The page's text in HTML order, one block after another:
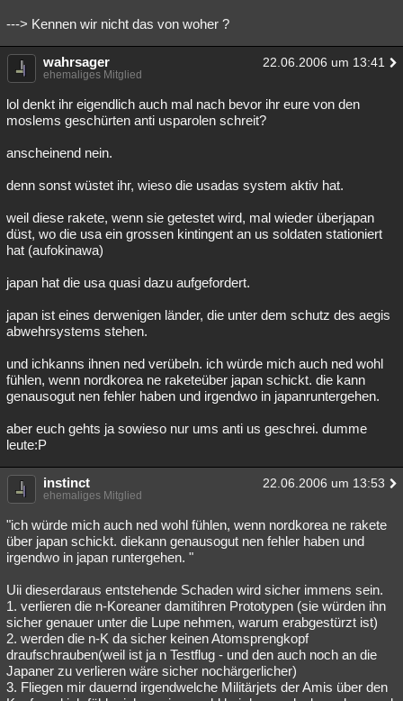
---> Kennen wir nicht das von woher ?
wahrsager 22.06.2006 um 13:41
ehemaliges Mitglied
lol denkt ihr eigendlich auch mal nach bevor ihr eure von den
moslems geschürten anti usparolen schreit?
anscheinend nein.
denn sonst wüstet ihr, wieso die usadas system aktiv hat.
weil diese rakete, wenn sie getestet wird, mal wieder überjapan
düst, wo die usa ein grossen kintingent an us soldaten stationiert
hat (aufokinawa)
japan hat die usa quasi dazu aufgefordert.
japan ist eines derwenigen länder, die unter dem schutz des aegis
abwehrsystems stehen.
und ichkanns ihnen ned verübeln. ich würde mich auch ned wohl
fühlen, wenn nordkorea ne raketeüber japan schickt. die kann
genausogut nen fehler haben und irgendwo in japanruntergehen.
aber euch gehts ja sowieso nur ums anti us geschrei. dumme
leute:P
instinct 22.06.2006 um 13:53
ehemaliges Mitglied
"ich würde mich auch ned wohl fühlen, wenn nordkorea ne rakete
über japan schickt. diekann genausogut nen fehler haben und
irgendwo in japan runtergehen. "
Uii dieserdaraus entstehende Schaden wird sicher immens sein.
1. verlieren die n-Koreaner damitihren Prototypen (sie würden ihn
sicher genauer unter die Lupe nehmen, warum erabgestürzt ist)
2. werden die n-K da sicher keinen Atomsprengkopf
draufschrauben(weil ist ja n Testflug - und den auch noch an die
Japaner zu verlieren wäre sicher nochärgerlicher)
3. Fliegen mir dauernd irgendwelche Militärjets der Amis über den